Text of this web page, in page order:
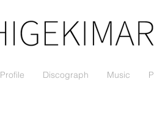
Profile Discograph Music